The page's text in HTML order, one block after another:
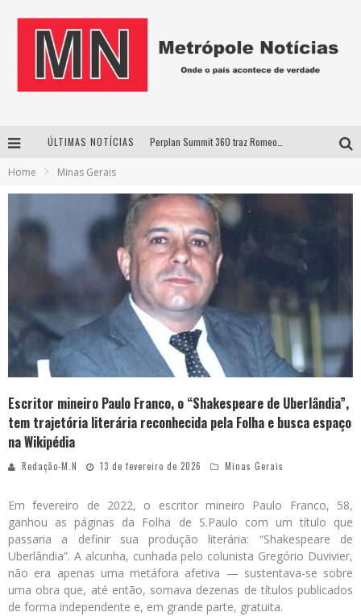
ÚLTIMAS NOTÍCIAS
Home Minas Gerais
Escritor mineiro Paulo Franco, o “Shakespeare de Uberlândia”,
tem trajetória literária reconhecida pela Folha e busca espaço
na Wikipédia
Redação-M.N 13 de fevereiro de 2026 Minas Gerais
Em fevereiro de 2022, o escritor mineiro Paulo Franco, 58,
ganhou as páginas da Folha de S.Paulo com um título que
passaria a definir sua produção literária: “Shakespeare de
Uberlândia”. A alcunha, cunhada pelo colunista Gregório Duvivier,
não era apenas uma metáfora afetiva — sustentava-se sobre
uma obra que, até então, somava dezenas de títulos publicados
de forma independente e, em grande parte, gratuita.